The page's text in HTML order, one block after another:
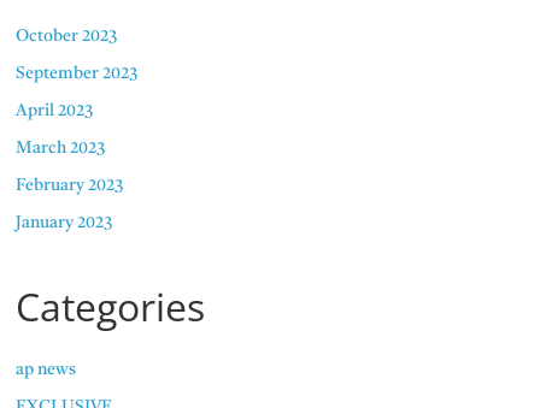
October 2023
September 2023
April 2023
March 2023
February 2023
January 2023
Categories
ap news